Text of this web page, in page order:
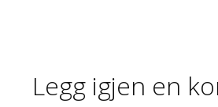
Legg igjen en